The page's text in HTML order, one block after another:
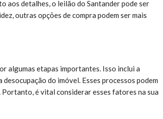
aos detalhes, o leilão do Santander pode ser
outras opções de compra podem ser mais
algumas etapas importantes. Isso inclui a
do imóvel. Esses processos podem
é vital considerar esses fatores na sua